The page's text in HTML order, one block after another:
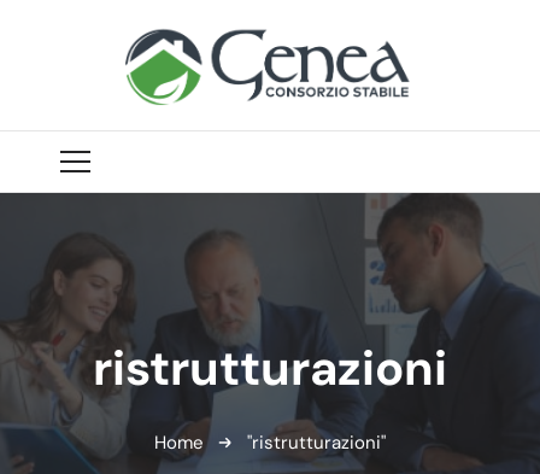
ristrutturazioni
Home "ristrutturazioni"